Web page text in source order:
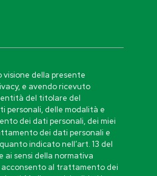
visione della presente
e avendo ricevuto
del titolare del
personali, delle modalità e
dei dati personali, dei miei
dei dati personali e
indicato nell’art. 13 del
ai sensi della normativa
acconsento al trattamento dei